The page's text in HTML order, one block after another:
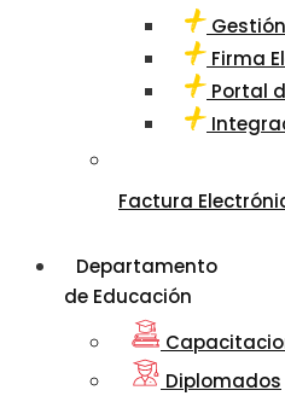
Firma
Portal
Factura
Departamento
de Educación
Diplomados